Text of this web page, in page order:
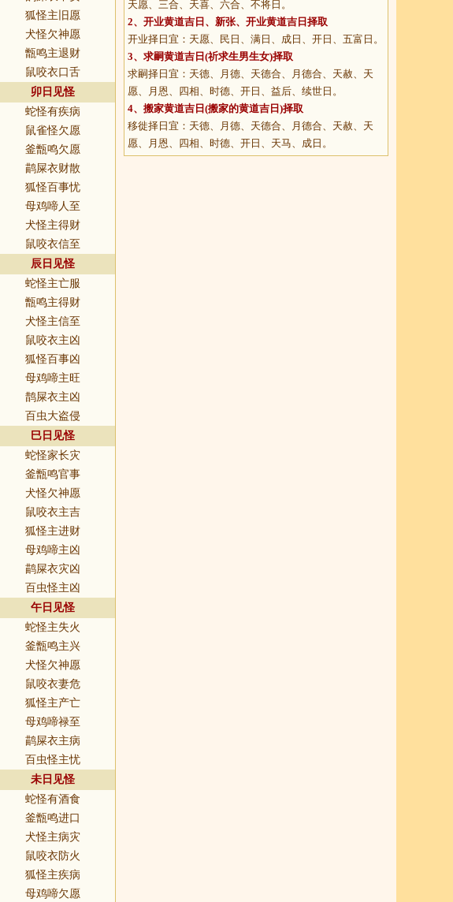
狐怪主旧愿
犬怪欠神愿
甑鸣主退财
鼠咬衣口舌
卯日见怪
蛇怪有疾病
鼠雀怪欠愿
釜甑鸣欠愿
鹋屎衣财散
狐怪百事忧
母鸡啼人至
犬怪主得财
鼠咬衣信至
辰日见怪
蛇怪主亡服
甑鸣主得财
犬怪主信至
鼠咬衣主凶
狐怪百事凶
母鸡啼主旺
鹊屎衣主凶
百虫大盗侵
巳日见怪
蛇怪家长灾
釜甑鸣官事
犬怪欠神愿
鼠咬衣主吉
狐怪主进财
母鸡啼主凶
鹋屎衣灾凶
百虫怪主凶
午日见怪
蛇怪主失火
釜甑鸣主兴
犬怪欠神愿
鼠咬衣妻危
狐怪主产亡
母鸡啼禄至
鹋屎衣主病
百虫怪主忧
未日见怪
蛇怪有酒食
釜甑鸣进口
犬怪主病灾
鼠咬衣防火
狐怪主疾病
母鸡啼欠愿
天愿、三合、天喜、六合、不将日。
2、 开业黄道吉日 、新张、开业黄道吉日择取
开业择日宜：天愿、民日、满日、成日、开日、五富日。
3、 求嗣黄道吉日 (祈求生男生女)择取
求嗣择日宜：天德、月德、天德合、月德合、天赦、天
愿、月恩、四相、时德、开日、益后、续世日。
4、 搬家黄道吉日 (搬家的黄道吉日)择取
移徙择日宜：天德、月德、天德合、月德合、天赦、天
愿、月恩、四相、时德、开日、天马、成日。